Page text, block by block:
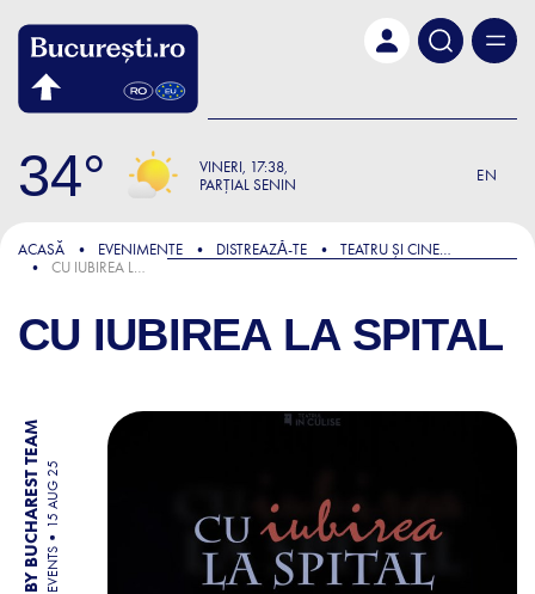
34 VINERI 17:38
PARȚIAL SENIN
EN
ACASĂ EVENIMENTE DISTREAZǍ-TE
TEATRU ȘI CINEMA
CU IUBIREA LA SPITAL
CU IUBIREA LA SPITAL
BY BUCHAREST TEAM EVENTS
15 AUG 25